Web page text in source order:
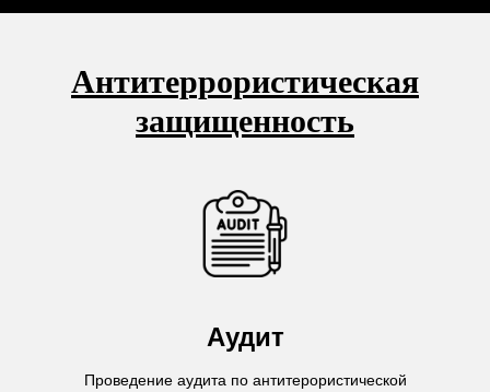
Антитеррористическая
защищенность
Аудит
Проведение аудита по антитерористической